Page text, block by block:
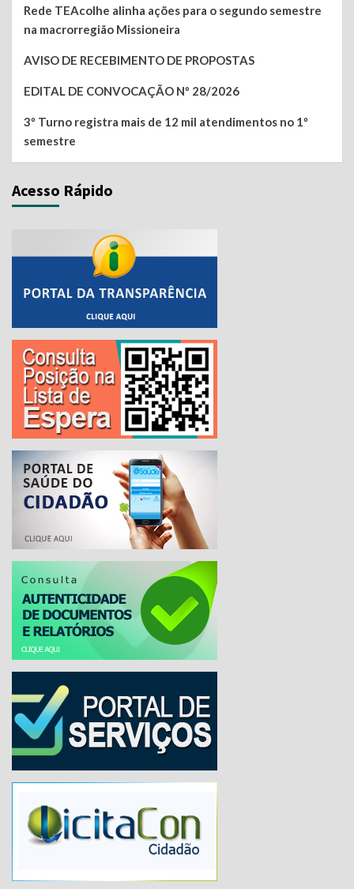
Rede TEAcolhe alinha ações para o segundo semestre
na macrorregião Missioneira
AVISO DE RECEBIMENTO DE PROPOSTAS
EDITAL DE CONVOCAÇÃO Nº 28/2026
3º Turno registra mais de 12 mil atendimentos no 1º
semestre
Acesso Rápido